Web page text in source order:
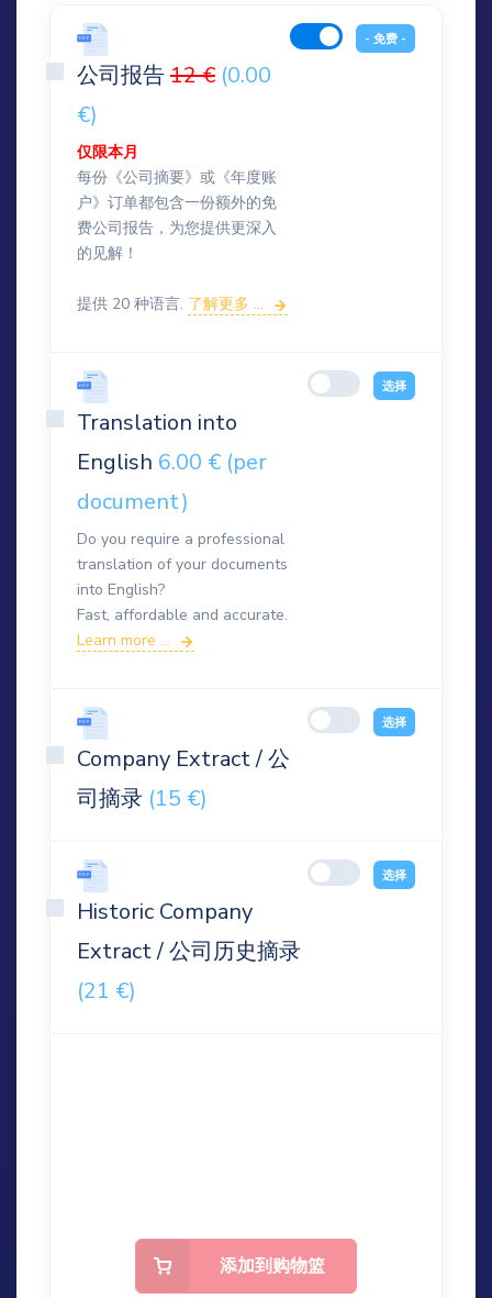
公司报告12 € (0.00
€)
仅限本月
每份《公司摘要》或《年度账
户》订单都包含一份额外的免
费公司报告，为您提供更深入
的见解！
提供 20 种语言. 了解更多 ...
- 免费 -
Translation into
English 6.00 € (per
document)
Do you require a professional
translation of your documents
into English?
Fast, affordable and accurate.
Learn more ...
选择
Company Extract / 公
司摘录 (15 €)
选择
Historic Company
Extract / 公司历史摘录
(21 €)
选择
添加到购物篮